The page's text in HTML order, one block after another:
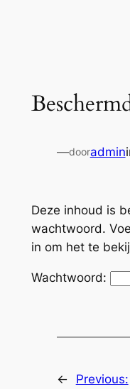
—dooradmin
Deze inhoud is
wachtwoord.
in om het te
Wachtwoord:
←
Previous: